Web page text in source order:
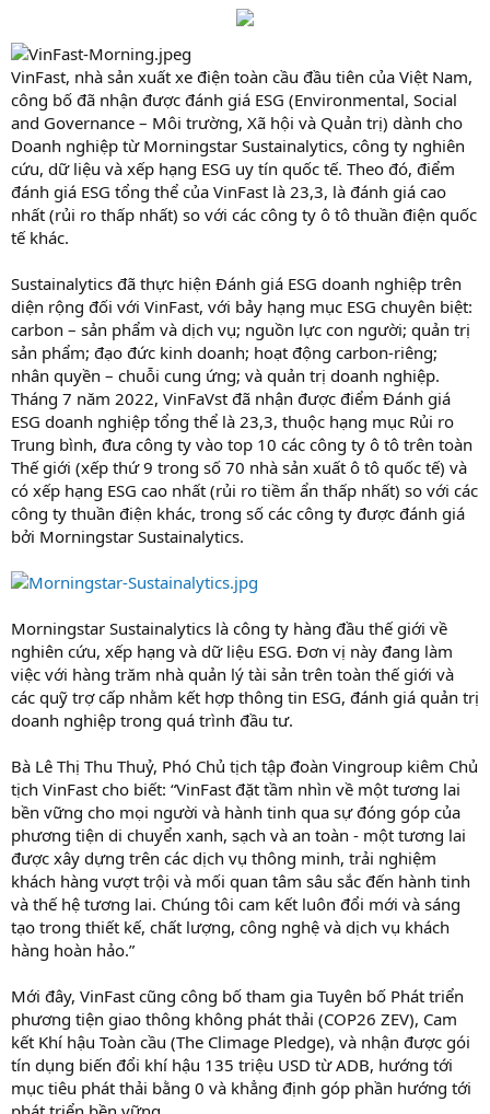
VinFast, nhà sản xuất xe điện toàn cầu đầu tiên của Việt Nam,
công bố đã nhận được đánh giá ESG (Environmental, Social
and Governance – Môi trường, Xã hội và Quản trị) dành cho
Doanh nghiệp từ Morningstar Sustainalytics, công ty nghiên
cứu, dữ liệu và xếp hạng ESG uy tín quốc tế. Theo đó, điểm
đánh giá ESG tổng thể của VinFast là 23,3, là đánh giá cao
nhất (rủi ro thấp nhất) so với các công ty ô tô thuần điện quốc
tế khác.
Sustainalytics đã thực hiện Đánh giá ESG doanh nghiệp trên
diện rộng đối với VinFast, với bảy hạng mục ESG chuyên biệt:
carbon – sản phẩm và dịch vụ; nguồn lực con người; quản trị
sản phẩm; đạo đức kinh doanh; hoạt động carbon-riêng;
nhân quyền – chuỗi cung ứng; và quản trị doanh nghiệp.
Tháng 7 năm 2022, VinFaVst đã nhận được điểm Đánh giá
ESG doanh nghiệp tổng thể là 23,3, thuộc hạng mục Rủi ro
Trung bình, đưa công ty vào top 10 các công ty ô tô trên toàn
Thế giới (xếp thứ 9 trong số 70 nhà sản xuất ô tô quốc tế) và
có xếp hạng ESG cao nhất (rủi ro tiềm ẩn thấp nhất) so với các
công ty thuần điện khác, trong số các công ty được đánh giá
bởi Morningstar Sustainalytics.
Morningstar Sustainalytics là công ty hàng đầu thế giới về
nghiên cứu, xếp hạng và dữ liệu ESG. Đơn vị này đang làm
việc với hàng trăm nhà quản lý tài sản trên toàn thế giới và
các quỹ trợ cấp nhằm kết hợp thông tin ESG, đánh giá quản trị
doanh nghiệp trong quá trình đầu tư.
Bà Lê Thị Thu Thuỷ, Phó Chủ tịch tập đoàn Vingroup kiêm Chủ
tịch VinFast cho biết: “VinFast đặt tầm nhìn về một tương lai
bền vững cho mọi người và hành tinh qua sự đóng góp của
phương tiện di chuyển xanh, sạch và an toàn - một tương lai
được xây dựng trên các dịch vụ thông minh, trải nghiệm
khách hàng vượt trội và mối quan tâm sâu sắc đến hành tinh
và thế hệ tương lai. Chúng tôi cam kết luôn đổi mới và sáng
tạo trong thiết kế, chất lượng, công nghệ và dịch vụ khách
hàng hoàn hảo.”
Mới đây, VinFast cũng công bố tham gia Tuyên bố Phát triển
phương tiện giao thông không phát thải (COP26 ZEV), Cam
kết Khí hậu Toàn cầu (The Climage Pledge), và nhận được gói
tín dụng biến đổi khí hậu 135 triệu USD từ ADB, hướng tới
mục tiêu phát thải bằng 0 và khẳng định góp phần hướng tới